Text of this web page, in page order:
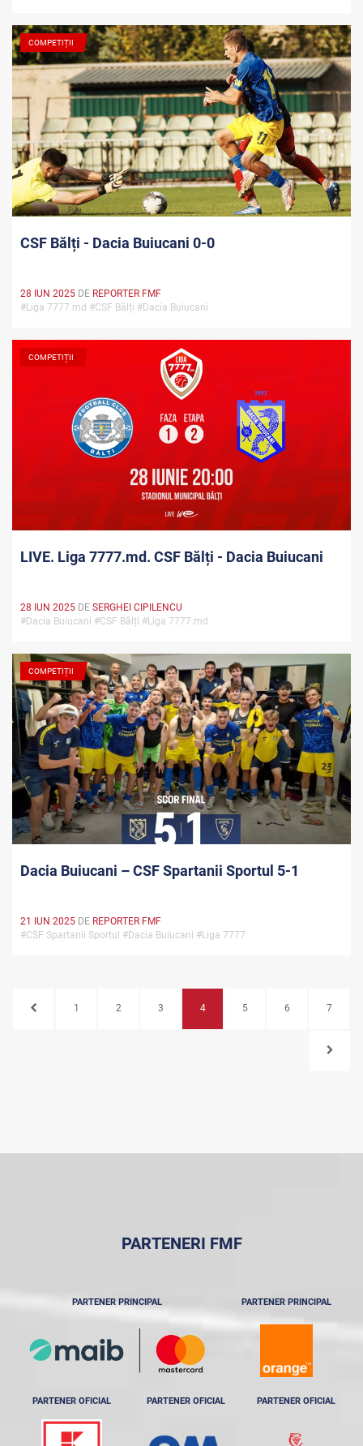
COMPETIȚII
CSF Bălți - Dacia Buiucani 0-0
28 IUN 2025 DE REPORTER FMF
#Liga 7777.md #CSF Bălți #Dacia Buiucani
COMPETIȚII
LIVE. Liga 7777.md. CSF Bălți - Dacia Buiucani
28 IUN 2025 DE SERGHEI CIPILENCU
#Dacia Buiucani #CSF Bălți #Liga 7777.md
COMPETIȚII
Dacia Buiucani – CSF Spartanii Sportul 5-1
21 IUN 2025 DE REPORTER FMF
#CSF Spartanii Sportul #Dacia Buiucani #Liga 7777
1 2 3 4 5 6 7
PARTENERI FMF
PARTENER PRINCIPAL PARTENER PRINCIPAL
PARTENER OFICIAL PARTENER OFICIAL PARTENER OFICIAL